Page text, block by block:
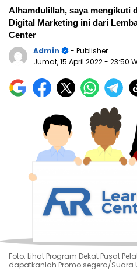
Alhamdulillah, saya mengikuti
Digital Marketing ini dari
Center
Admin
- Publisher
Jumat, 15 April 2022- 23:50
Foto: Lihat Program Dekat Pusat
dapatkanlah Promo segera/Suara